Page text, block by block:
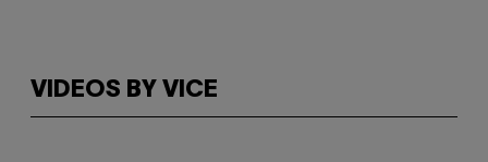
VIDEOS BY VICE